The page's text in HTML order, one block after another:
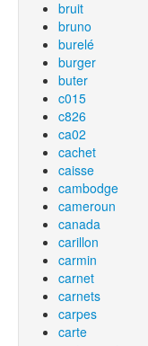
bruit
bruno
burelé
burger
buter
c015
c826
ca02
cachet
caisse
cambodge
cameroun
canada
carillon
carmin
carnet
carnets
carpes
carte